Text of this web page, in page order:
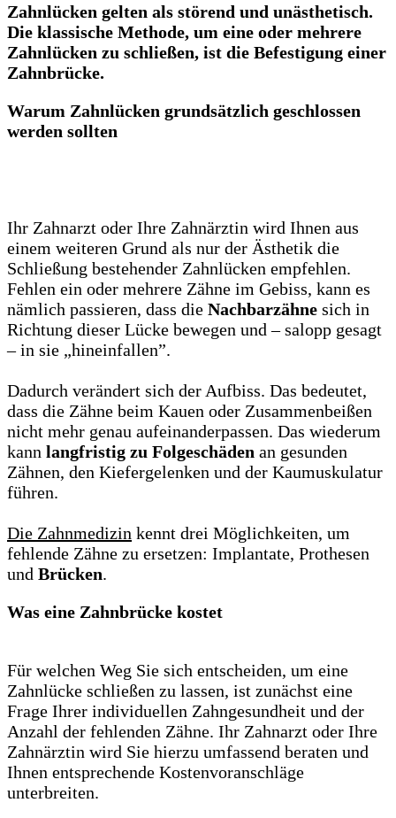
Zahnlücken gelten als störend und unästhetisch.
Die klassische Methode, um eine oder mehrere
Zahnlücken zu schließen, ist die Befestigung einer
Zahnbrücke.
Warum Zahnlücken grundsätzlich geschlossen
werden sollten
Ihr Zahnarzt oder Ihre Zahnärztin wird Ihnen aus
einem weiteren Grund als nur der Ästhetik die
Schließung bestehender Zahnlücken empfehlen.
Fehlen ein oder mehrere Zähne im Gebiss, kann es
nämlich passieren, dass die Nachbarzähne sich in
Richtung dieser Lücke bewegen und – salopp gesagt
– in sie „hineinfallen”.
Dadurch verändert sich der Aufbiss. Das bedeutet,
dass die Zähne beim Kauen oder Zusammenbeißen
nicht mehr genau aufeinanderpassen. Das wiederum
kann langfristig zu Folgeschäden an gesunden
Zähnen, den Kiefergelenken und der Kaumuskulatur
führen.
Die Zahnmedizin kennt drei Möglichkeiten, um
fehlende Zähne zu ersetzen: Implantate, Prothesen
und Brücken.
Was eine Zahnbrücke kostet
Für welchen Weg Sie sich entscheiden, um eine
Zahnlücke schließen zu lassen, ist zunächst eine
Frage Ihrer individuellen Zahngesundheit und der
Anzahl der fehlenden Zähne. Ihr Zahnarzt oder Ihre
Zahnärztin wird Sie hierzu umfassend beraten und
Ihnen entsprechende Kostenvoranschläge
unterbreiten.